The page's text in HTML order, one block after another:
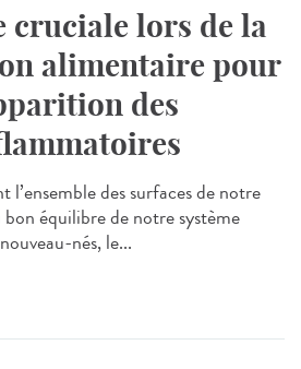
lors de la
alimentaire pour
des
l’ensemble des surfaces de notre
équilibre de notre système
nés, le...